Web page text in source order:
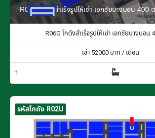
R06G โกดังสำเร็จรูปให้เช่า เอกชัยบางบอน 400
R06G โกดังสำเร็จรูปให้เช่า เอกชัยบางบอน
เช่า 52000 บาท / เดือน
1
รหัสโกดัง R02U